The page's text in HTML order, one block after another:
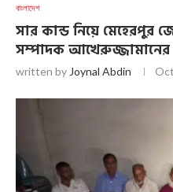
বাংলাদেশ
সার কান্ড নিয়ে মেহেরপুর
সম্পাদক আখেরুজ্জামানের
written by Joynal Abdin